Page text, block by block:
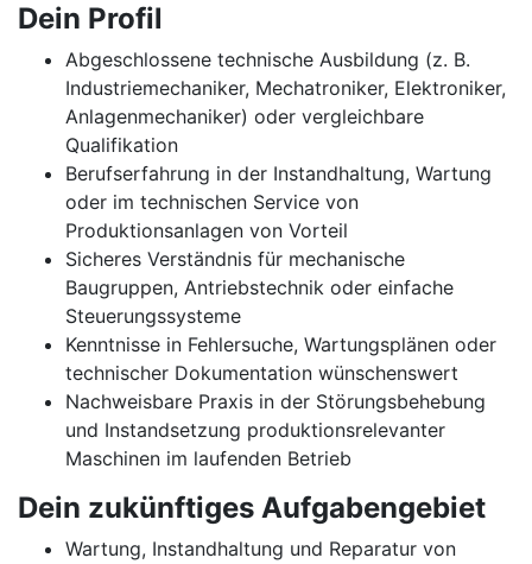
Dein Profil
Abgeschlossene technische Ausbildung (z. B.
Industriemechaniker, Mechatroniker, Elektroniker,
Anlagenmechaniker) oder vergleichbare
Qualifikation
Berufserfahrung in der Instandhaltung, Wartung
oder im technischen Service von
Produktionsanlagen von Vorteil
Sicheres Verständnis für mechanische
Baugruppen, Antriebstechnik oder einfache
Steuerungssysteme
Kenntnisse in Fehlersuche, Wartungsplänen oder
technischer Dokumentation wünschenswert
Nachweisbare Praxis in der Störungsbehebung
und Instandsetzung produktionsrelevanter
Maschinen im laufenden Betrieb
Dein zukünftiges Aufgabengebiet
Wartung, Instandhaltung und Reparatur von